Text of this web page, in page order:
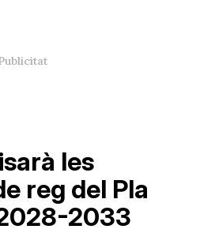
les
reg del Pla
2033